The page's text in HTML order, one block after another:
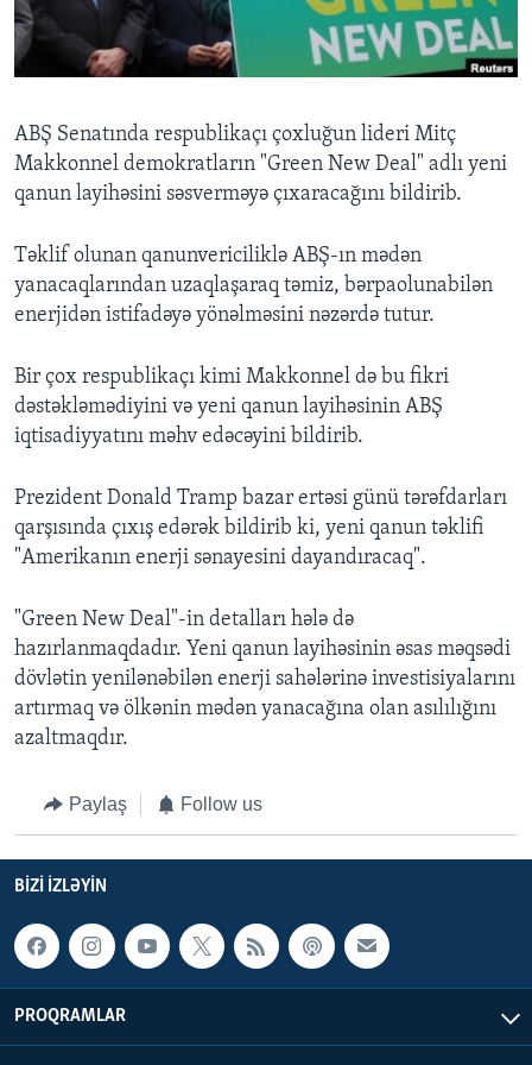
BIZI IZLƏYIN
Dillər
ABŞ Senatında respublikaçı çoxluğun lideri Mitç
Makkonnel demokratların "Green New Deal" adlı yeni
qanun layihəsini səsverməyə çıxaracağını bildirib.
Təklif olunan qanunvericiliklə ABŞ-ın mədən
yanacaqlarından uzaqlaşaraq təmiz, bərpaolunabilən
enerjidən istifadəyə yönəlməsini nəzərdə tutur.
Bir çox respublikaçı kimi Makkonnel də bu fikri
dəstəkləmədiyini və yeni qanun layihəsinin ABŞ
iqtisadiyyatını məhv edəcəyini bildirib.
Prezident Donald Tramp bazar ertəsi günü tərəfdarları
qarşısında çıxış edərək bildirib ki, yeni qanun təklifi
"Amerikanın enerji sənayesini dayandıracaq".
"Green New Deal"-in detalları hələ də
hazırlanmaqdadır. Yeni qanun layihəsinin əsas məqsədi
dövlətin yenilənəbilən enerji sahələrinə investisiyalarını
artırmaq və ölkənin mədən yanacağına olan asılılığını
azaltmaqdır.
Paylaş Follow us
BIZI IZLƏYIN
PROQRAMLAR